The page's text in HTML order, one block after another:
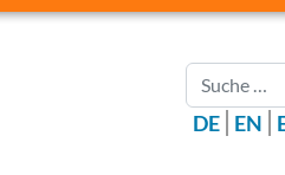
Suchen
DE EN